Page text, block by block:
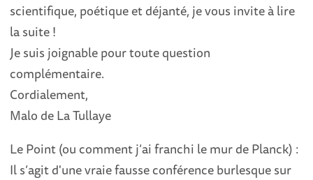
scientifique, poétique et déjanté, je vous invite à lire
la suite !
Je suis joignable pour toute question
complémentaire.
Cordialement,
Malo de La Tullaye
Le Point (ou comment j’ai franchi le mur de Planck) :
Il s’agit d'une vraie fausse conférence burlesque sur